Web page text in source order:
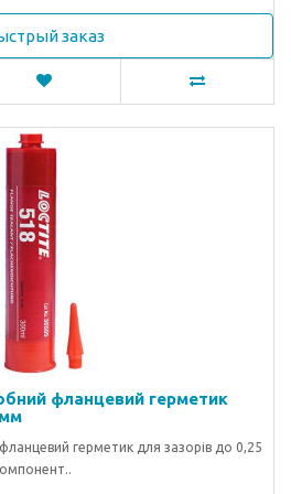
заказ
фланцевий герметик
герметик для зазорів до 0,25